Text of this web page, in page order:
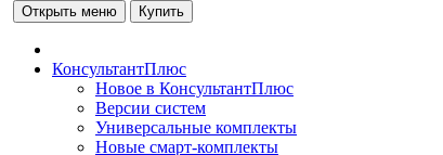
Открыть меню Купить
КонсультантПлюс
Новое в КонсультантПлюс
Версии систем
Универсальные комплекты
Новые смарт-комплекты